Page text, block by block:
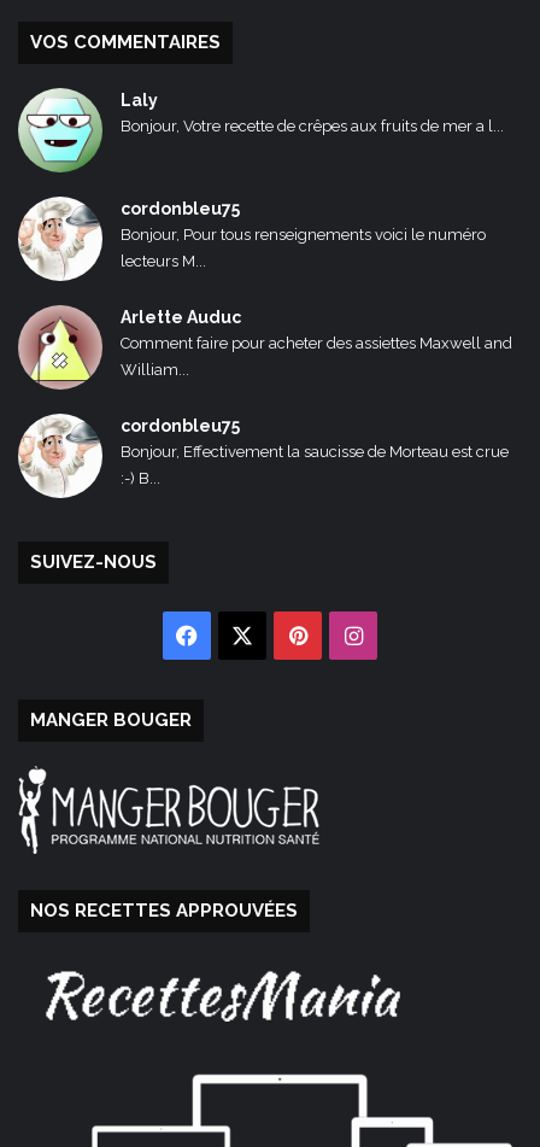
VOS COMMENTAIRES
Laly
Bonjour, Votre recette de crêpes aux fruits de mer a l...
cordonbleu75
Bonjour, Pour tous renseignements voici le numéro
lecteurs M...
Arlette Auduc
Comment faire pour acheter des assiettes Maxwell and
William...
cordonbleu75
Bonjour, Effectivement la saucisse de Morteau est crue
:-) B...
SUIVEZ-NOUS
Facebook PinterestInstagram
MANGER BOUGER
NOS RECETTES APPROUVÉES